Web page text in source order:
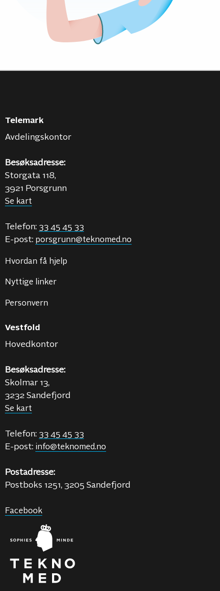
Hvordan få hjelp
Nyttige linker
Personvern
Vestfold
Hovedkontor
Besøksadresse:
Skolmar 13,
3232 Sandefjord
Se kart
Telefon: 33 45 45 33
E-post: info@teknomed.no
Postadresse:
Postboks 1251, 3205 Sandefjord
Facebook
Telemark
Avdelingskontor
Besøksadresse:
Storgata 118,
3921 Porsgrunn
Se kart
Telefon: 33 45 45 33
E-post: porsgrunn@teknomed.no